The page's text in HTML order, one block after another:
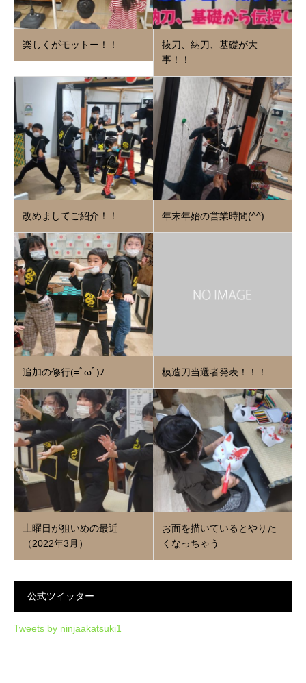
楽しくがモットー！！
抜刀、納刀、基礎が大
事！！
改めましてご紹介！！ 年末年始の営業時間(^^)
追加の修行(=ﾟωﾟ)ﾉ 模造刀当選者発表！！！
土曜日が狙いめの最近
（2022年3月）
お面を描いているとやりた
くなっちゃう
公式ツイッター
Tweets by ninjaakatsuki1